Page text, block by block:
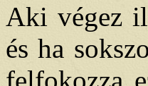
Aki végez
és ha
felfokozza